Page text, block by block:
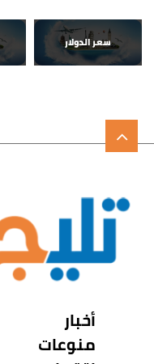
سعر الدولار
أخبار
منوعات